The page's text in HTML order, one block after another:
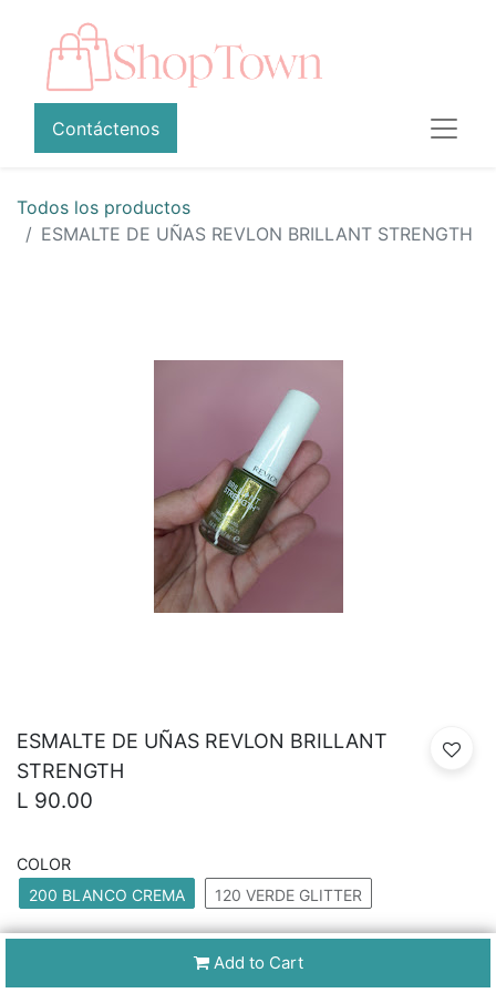
Contáctenos
Todos los productos
ESMALTE DE UÑAS REVLON BRILLANT STRENGTH
ESMALTE DE UÑAS REVLON BRILLANT
STRENGTH
L 90.00
COLOR
200 BLANCO CREMA
120 VERDE GLITTER
Add to Cart